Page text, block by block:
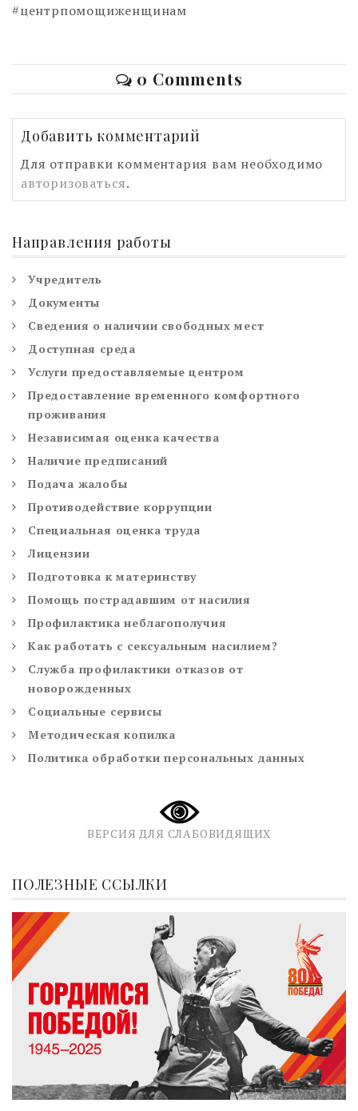
#центрпомощиженщинам
0 Comments
Добавить комментарий
Для отправки комментария вам необходимо
авторизоваться.
Направления работы
Учредитель
Документы
Сведения о наличии свободных мест
Доступная среда
Услуги предоставляемые центром
Предоставление временного комфортного
проживания
Независимая оценка качества
Наличие предписаний
Подача жалобы
Противодействие коррупции
Специальная оценка труда
Лицензии
Подготовка к материнству
Помощь пострадавшим от насилия
Профилактика неблагополучия
Как работать с сексуальным насилием?
Служба профилактики отказов от
новорожденных
Социальные сервисы
Методическая копилка
Политика обработки персональных данных
ВЕРСИЯ ДЛЯ СЛАБОВИДЯЩИХ
ПОЛЕЗНЫЕ ССЫЛКИ